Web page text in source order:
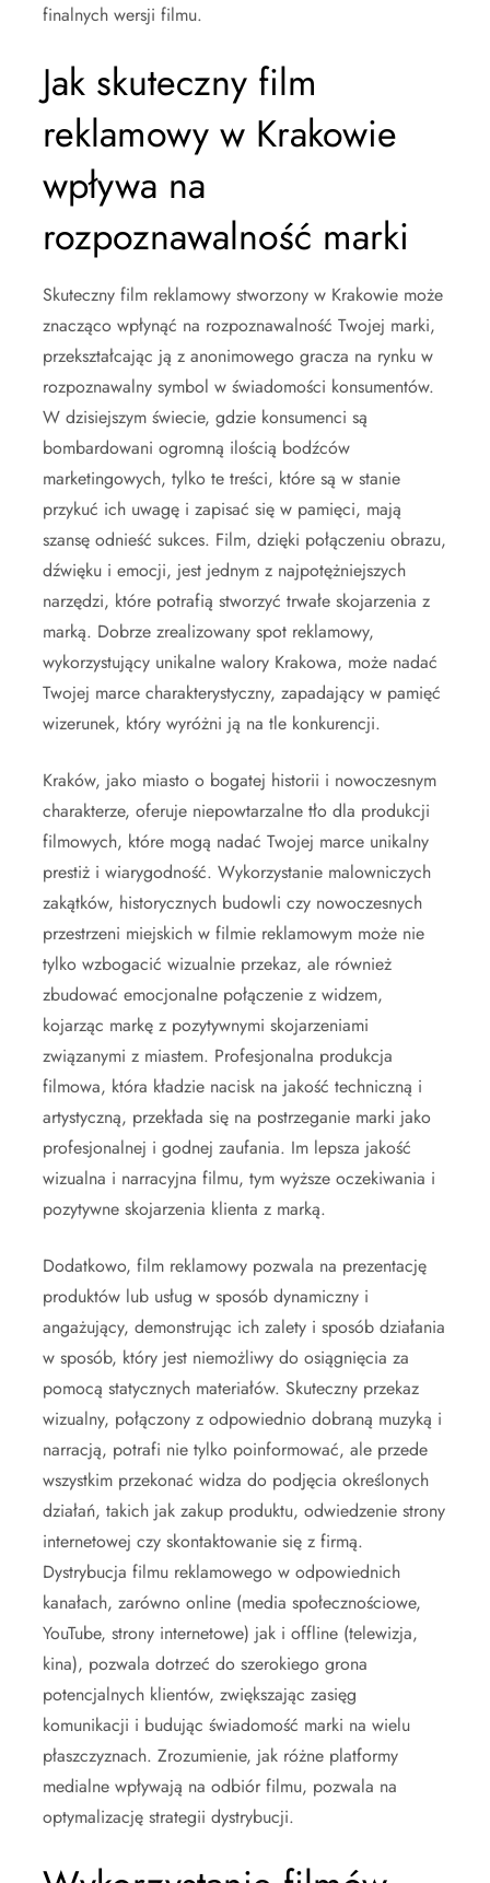
finalnych wersji filmu.
Jak skuteczny film
reklamowy w Krakowie
wpływa na
rozpoznawalność marki
Skuteczny film reklamowy stworzony w Krakowie może
znacząco wpłynąć na rozpoznawalność Twojej marki,
przekształcając ją z anonimowego gracza na rynku w
rozpoznawalny symbol w świadomości konsumentów.
W dzisiejszym świecie, gdzie konsumenci są
bombardowani ogromną ilością bodźców
marketingowych, tylko te treści, które są w stanie
przykuć ich uwagę i zapisać się w pamięci, mają
szansę odnieść sukces. Film, dzięki połączeniu obrazu,
dźwięku i emocji, jest jednym z najpotężniejszych
narzędzi, które potrafią stworzyć trwałe skojarzenia z
marką. Dobrze zrealizowany spot reklamowy,
wykorzystujący unikalne walory Krakowa, może nadać
Twojej marce charakterystyczny, zapadający w pamięć
wizerunek, który wyróżni ją na tle konkurencji.
Kraków, jako miasto o bogatej historii i nowoczesnym
charakterze, oferuje niepowtarzalne tło dla produkcji
filmowych, które mogą nadać Twojej marce unikalny
prestiż i wiarygodność. Wykorzystanie malowniczych
zakątków, historycznych budowli czy nowoczesnych
przestrzeni miejskich w filmie reklamowym może nie
tylko wzbogacić wizualnie przekaz, ale również
zbudować emocjonalne połączenie z widzem,
kojarząc markę z pozytywnymi skojarzeniami
związanymi z miastem. Profesjonalna produkcja
filmowa, która kładzie nacisk na jakość techniczną i
artystyczną, przekłada się na postrzeganie marki jako
profesjonalnej i godnej zaufania. Im lepsza jakość
wizualna i narracyjna filmu, tym wyższe oczekiwania i
pozytywne skojarzenia klienta z marką.
Dodatkowo, film reklamowy pozwala na prezentację
produktów lub usług w sposób dynamiczny i
angażujący, demonstrując ich zalety i sposób działania
w sposób, który jest niemożliwy do osiągnięcia za
pomocą statycznych materiałów. Skuteczny przekaz
wizualny, połączony z odpowiednio dobraną muzyką i
narracją, potrafi nie tylko poinformować, ale przede
wszystkim przekonać widza do podjęcia określonych
działań, takich jak zakup produktu, odwiedzenie strony
internetowej czy skontaktowanie się z firmą.
Dystrybucja filmu reklamowego w odpowiednich
kanałach, zarówno online (media społecznościowe,
YouTube, strony internetowe) jak i offline (telewizja,
kina), pozwala dotrzeć do szerokiego grona
potencjalnych klientów, zwiększając zasięg
komunikacji i budując świadomość marki na wielu
płaszczyznach. Zrozumienie, jak różne platformy
medialne wpływają na odbiór filmu, pozwala na
optymalizację strategii dystrybucji.